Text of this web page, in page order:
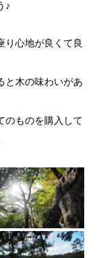
♪
り心地が良くて良
と木の味わいがあ
のものを購入して